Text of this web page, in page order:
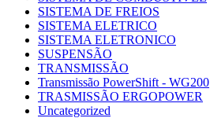
SISTEMA DE FREIOS
SISTEMA ELETRICO
SISTEMA ELETRONICO
SUSPENSÃO
TRANSMISSÃO
Transmissão PowerShift - WG200
TRASMISSÃO ERGOPOWER
Uncategorized